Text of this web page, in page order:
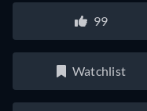
99
Watchlist